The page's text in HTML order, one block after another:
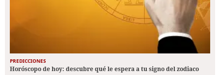
PREDICCIONES
Horóscopo de hoy: descubre qué le espera a tu signo del zodiaco